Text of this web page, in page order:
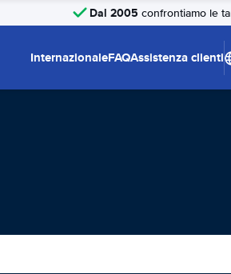
Dal 2005 confrontiamo le
InternazionaleFAQAssistenza clienti